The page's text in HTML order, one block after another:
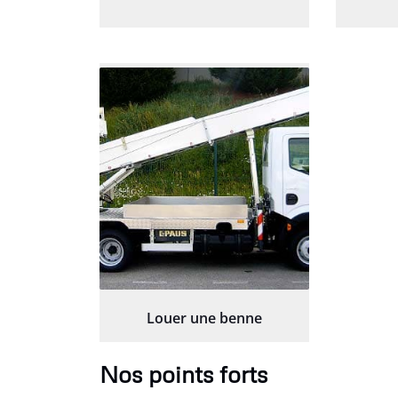
Louer une benne
Nos points forts